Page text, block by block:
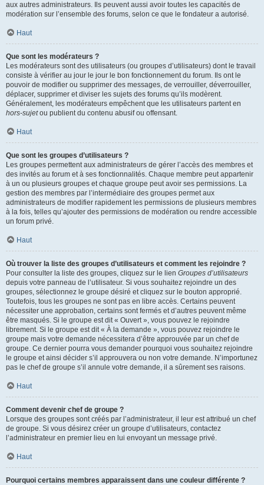
aux autres administrateurs. Ils peuvent aussi avoir toutes les capacités de
modération sur l’ensemble des forums, selon ce que le fondateur a autorisé.
Haut
Que sont les modérateurs ?
Les modérateurs sont des utilisateurs (ou groupes d’utilisateurs) dont le travail
consiste à vérifier au jour le jour le bon fonctionnement du forum. Ils ont le
pouvoir de modifier ou supprimer des messages, de verrouiller, déverrouiller,
déplacer, supprimer et diviser les sujets des forums qu’ils modèrent.
Généralement, les modérateurs empêchent que les utilisateurs partent en
hors-sujetou publient du contenu abusif ou offensant.
Haut
Que sont les groupes d’utilisateurs ?
Les groupes permettent aux administrateurs de gérer l’accès des membres et
des invités au forum et à ses fonctionnalités. Chaque membre peut appartenir
à un ou plusieurs groupes et chaque groupe peut avoir ses permissions. La
gestion des membres par l’intermédiaire des groupes permet aux
administrateurs de modifier rapidement les permissions de plusieurs membres
à la fois, telles qu’ajouter des permissions de modération ou rendre accessible
un forum privé.
Haut
Où trouver la liste des groupes d’utilisateurs et comment les rejoindre ?
Pour consulter la liste des groupes, cliquez sur le lien Groupes d’utilisateurs
depuis votre panneau de l’utilisateur. Si vous souhaitez rejoindre un des
groupes, sélectionnez le groupe désiré et cliquez sur le bouton approprié.
Toutefois, tous les groupes ne sont pas en libre accès. Certains peuvent
nécessiter une approbation, certains sont fermés et d’autres peuvent même
être masqués. Si le groupe est dit « Ouvert », vous pouvez le rejoindre
librement. Si le groupe est dit « À la demande », vous pouvez rejoindre le
groupe mais votre demande nécessitera d’être approuvée par un chef de
groupe. Ce dernier pourra vous demander pourquoi vous souhaitez rejoindre
le groupe et ainsi décider s’il approuvera ou non votre demande. N’importunez
pas le chef de groupe s’il annule votre demande, il a sûrement ses raisons.
Haut
Comment devenir chef de groupe ?
Lorsque des groupes sont créés par l’administrateur, il leur est attribué un chef
de groupe. Si vous désirez créer un groupe d’utilisateurs, contactez
l’administrateur en premier lieu en lui envoyant un message privé.
Haut
Pourquoi certains membres apparaissent dans une couleur différente ?